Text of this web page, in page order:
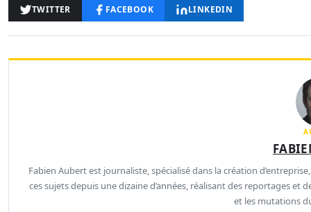
TWITTER FACEBOOK LINKEDIN
Fabien Aubert est journaliste, spécialisé dans la création
ces sujets depuis une dizaine d’années, réalisant des reportages et
et les mutations